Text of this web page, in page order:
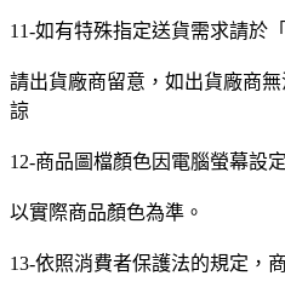
11-如有特殊指定送貨需求請於
請出貨廠商留意，如出貨廠商
諒
12-商品圖檔顏色因電腦螢幕設
以實際商品顏色為準。
13-依照消費者保護法的規定，